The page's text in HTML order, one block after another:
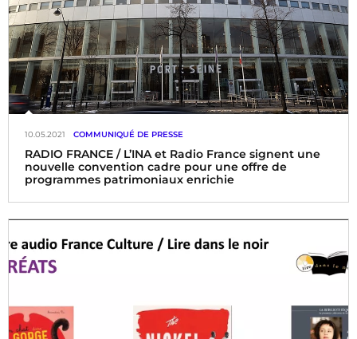
RADIO FRANCE / L’INA et Radio France signent une
nouvelle convention cadre pour une offre de
programmes patrimoniaux enrichie
10.05.2021 COMMUNIQUÉ DE PRESSE